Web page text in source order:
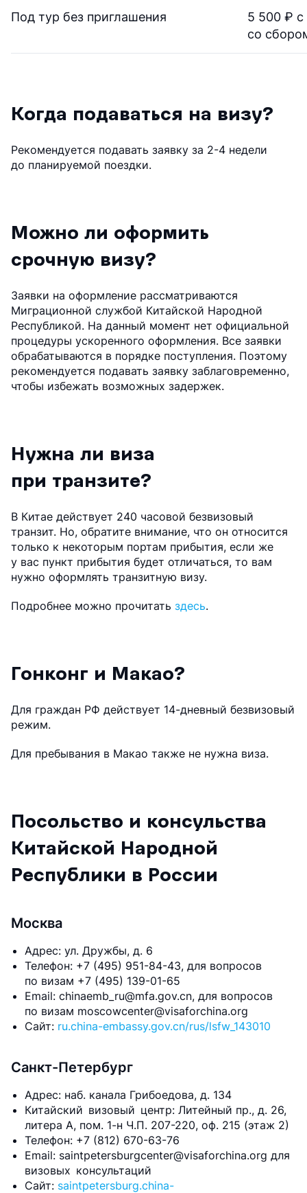
Под тур без приглашения
5 500 ₽ с
со
Когда подаваться на визу?
Рекомендуется подавать заявку за 2-4 недели
до планируемой поездки.
Можно ли оформить
срочную визу?
Заявки на оформление рассматриваются
Миграционной службой Китайской Народной
Республикой. На данный момент нет официальной
процедуры ускоренного оформления. Все заявки
обрабатываются в порядке поступления. Поэтому
рекомендуется подавать заявку заблаговременно,
чтобы избежать возможных задержек.
Нужна ли виза
при транзите?
В Китае действует 240 часовой безвизовый
транзит. Но, обратите внимание, что он относится
только к некоторым портам прибытия, если же
у вас пункт прибытия будет отличаться, то вам
нужно оформлять транзитную визу.
Подробнее можно прочитать здесь.
Гонконг и Макао?
Для граждан РФ действует 14-дневный безвизовый
режим.
Для пребывания в Макао также не нужна виза.
Посольство и консульства
Китайской Народной
Республики в России
Москва
Адрес: ул. Дружбы, д. 6
Телефон: +7 (495) 951-84-43, для вопросов
по визам +7 (495) 139-01-65
Email: chinaemb_ru@mfa.gov.cn, для вопросов
по визам moscowcenter@visaforchina.org
Сайт: ru.china-embassy.gov.cn/rus/lsfw_143010
Санкт-Петербург
Адрес: наб. канала Грибоедова, д. 134
Китайский визовый центр: Литейный пр., д. 26,
литера А, пом. 1-н Ч.П. 207-220, оф. 215 (этаж 2)
Телефон: +7 (812) 670-63-76
Email: saintpetersburgcenter@visaforchina.org для
визовых консультаций
Сайт: saintpetersburg.china-